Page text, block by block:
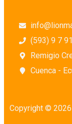
(593) 9 7
Remigio
Cuenca -
Copyright ©